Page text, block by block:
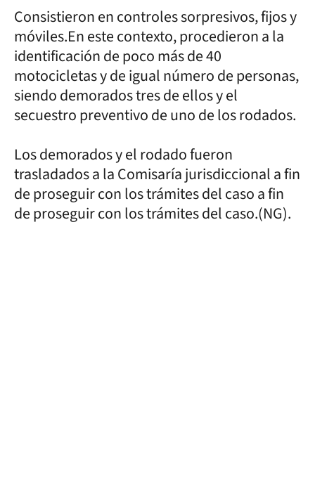
Consistieron en controles sorpresivos, fijos y
móviles.En este contexto, procedieron a la
identificación de poco más de 40
motocicletas y de igual número de personas,
siendo demorados tres de ellos y el
secuestro preventivo de uno de los rodados.
Los demorados y el rodado fueron
trasladados a la Comisaría jurisdiccional a fin
de proseguir con los trámites del caso a fin
de proseguir con los trámites del caso.(NG).